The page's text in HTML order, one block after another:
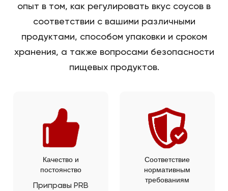
опыт в том, как регулировать вкус соусов в
соответствии с вашими различными
продуктами, способом упаковки и сроком
хранения, а также вопросами безопасности
пищевых продуктов.
Качество и
постоянство
Приправы PRB
Соответствие
нормативным
требованиям